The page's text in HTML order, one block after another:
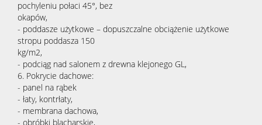
pochyleniu połaci 45°, bez
okapów,
- poddasze użytkowe – dopuszczalne obciążenie użytkowe
stropu poddasza 150
kg/m2,
- podciąg nad salonem z drewna klejonego GL,
6. Pokrycie dachowe:
- panel na rąbek
- łaty, kontrłaty,
- membrana dachowa,
- obróbki blacharskie,